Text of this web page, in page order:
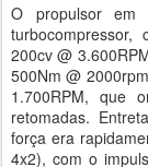
O propulsor em
200cv @
500Nm @
1.700RPM, que
retomadas.
força era
4x2), com o